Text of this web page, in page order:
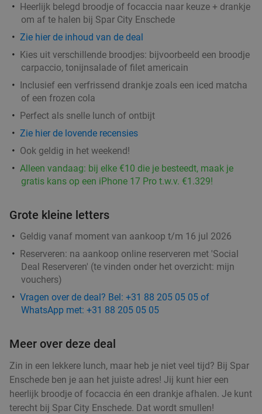
Heerlijk belegd broodje of focaccia naar keuze + drankje
om af te halen bij Spar City Enschede
Zie hier de inhoud van de deal
Kies uit verschillende broodjes: bijvoorbeeld een broodje
carpaccio, tonijnsalade of filet americain
Inclusief een verfrissend drankje zoals een iced matcha
of een frozen cola
Perfect als snelle lunch of ontbijt
Zie hier de lovende recensies
Ook geldig in het weekend!
Alleen vandaag: bij elke €10 die je besteedt, maak je
gratis kans op een iPhone 17 Pro t.w.v. €1.329!
Grote kleine letters
Geldig vanaf moment van aankoop t/m 16 jul 2026
Reserveren: na aankoop online reserveren met 'Social
Deal Reserveren' (te vinden onder het overzicht: mijn
vouchers)
Vragen over de deal? Bel: +31 88 205 05 05 of
WhatsApp met: +31 88 205 05 05
Meer over deze deal
Zin in een lekkere lunch, maar heb je niet veel tijd? Bij Spar
Enschede ben je aan het juiste adres! Jij kunt hier een
heerlijk broodje of focaccia én een drankje afhalen. Je kunt
terecht bij Spar City Enschede. Dat wordt smullen!